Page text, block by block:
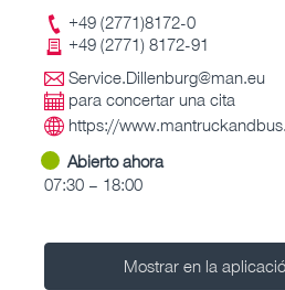
+49 (2771)8172-0
+49 (2771) 8172-91
Service.Dillenburg@man.eu
para concertar una cita
https://
Abierto ahora
07:30 – 18:00
Mostrar en la